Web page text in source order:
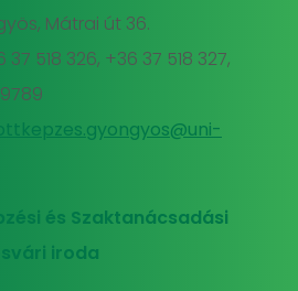
Mátrai út 36.
518 326, +36 37 518 327,
és Szaktanácsadási
iroda